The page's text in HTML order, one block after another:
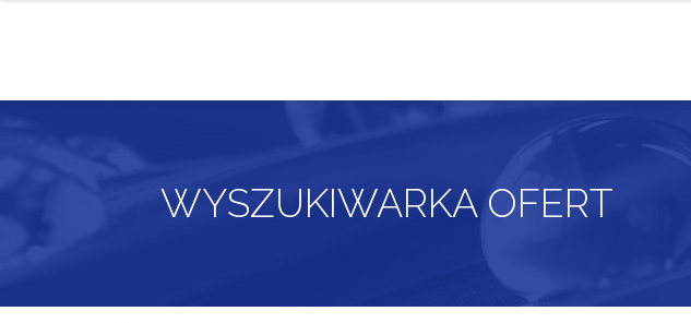
WYSZUKIWARKA OFERT